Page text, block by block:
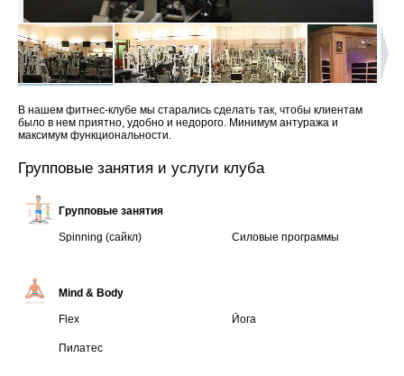
В нашем фитнес-клубе мы старались сделать так, чтобы клиентам
было в нем приятно, удобно и недорого. Минимум антуража и
максимум функциональности.
Групповые занятия и услуги клуба
Групповые занятия
Spinning (сайкл) Силовые программы
Mind & Body
Flex Йога
Пилатес